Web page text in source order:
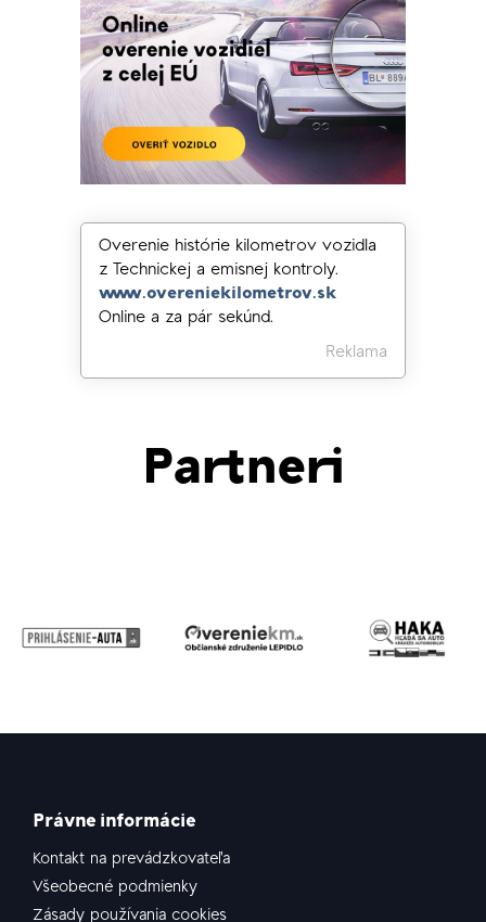
Overenie histórie kilometrov vozidla
z Technickej a emisnej kontroly.
www.overeniekilometrov.sk
Online a za pár sekúnd.
Reklama
Partneri
Právne informácie
Kontakt na prevádzkovateľa
Všeobecné podmienky
Zásady používania cookies